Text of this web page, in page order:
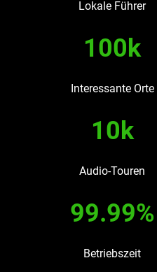
Lokale Führer
100k
Interessante Orte
10k
Audio-Touren
99.99%
Betriebszeit